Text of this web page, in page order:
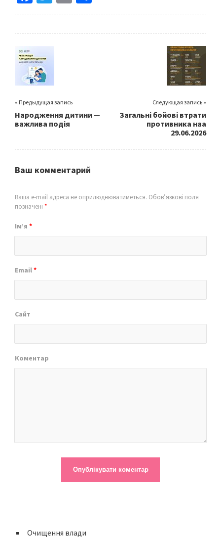
ce
o
k
wi m h
« Предыдущая запись
Народження дитини —
важлива подія
Следующая запись »
Загальні бойові втрати
противника наа
29.06.2026
Ваш комментарий
Ваша e-mail адреса не оприлюднюватиметься. Обов’язкові поля
позначені *
Ім’я *
Email*
Сайт
Коментар
Очищення влади